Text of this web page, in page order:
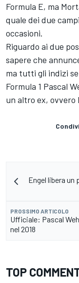
Formula E, ma
quale dei due
occasioni.
Riguardo ai due
sapere che
ma tutti gli indizi
Formula 1 Pascal
un altro ex, ovvero
Engel libera
PROSSIMO ARTICOLO
Ufficiale: Pascal
nel 2018
TOP